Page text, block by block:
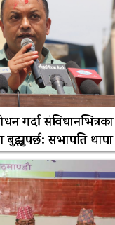
गर्दा संविधानभित्रका
सभापति थापा